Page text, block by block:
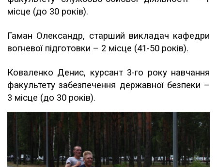
місце (до 30 років).
Гаман Олександр, старший викладач кафедри
вогневої підготовки – 2 місце (41-50 років).
Коваленко Денис, курсант 3-го року навчання
факультету забезпечення державної безпеки –
3 місце (до 30 років).